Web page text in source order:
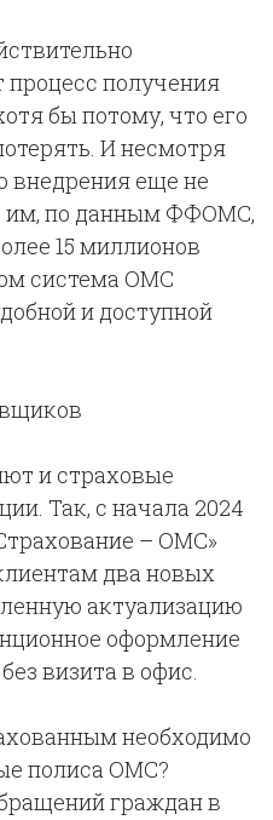
получения
бы потому, что его
И несмотря
внедрения еще не
им, по данным ФФОМС,
15 миллионов
система ОМС
и доступной
и страховые
Так, с начала 2024
– ОМС»
два новых
актуализацию
оформление
визита в офис.
необходимо
полиса ОМС?
граждан в